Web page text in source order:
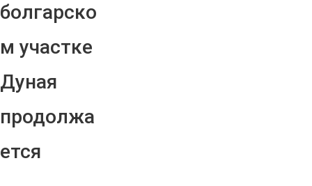
болгарско
м участке
Дуная
продолжа
ется